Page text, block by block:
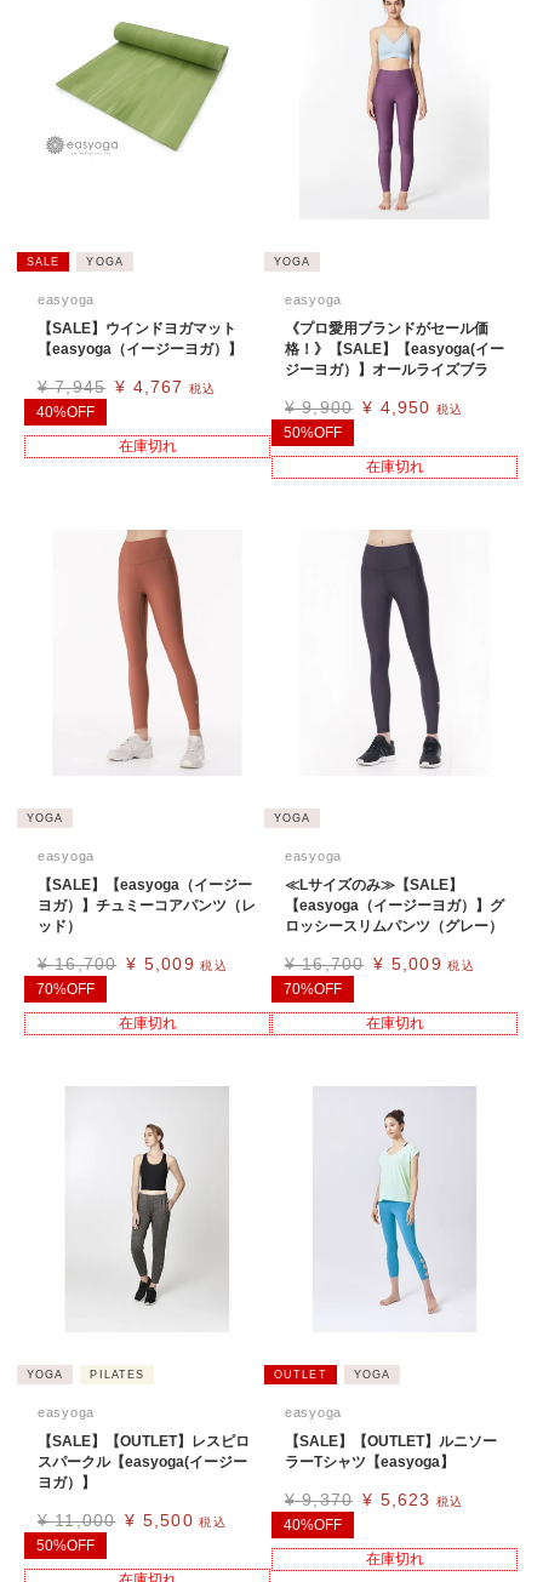
SALE YOGA
easyoga
【SALE】ウインドヨガマット
【easyoga（イージーヨガ）】
¥ 7,945 ¥ 4,767 税込
40%OFF
在庫切れ
YOGA
easyoga
《プロ愛用ブランドがセール価
格！》【SALE】【easyoga(イー
ジーヨガ）】オールライズブラ
¥ 9,900 ¥ 4,950 税込
50%OFF
在庫切れ
YOGA
easyoga
【SALE】【easyoga（イージー
ヨガ）】チュミーコアパンツ（レ
ッド）
¥ 16,700 ¥ 5,009 税込
70%OFF
在庫切れ
YOGA
easyoga
≪Lサイズのみ≫【SALE】
【easyoga（イージーヨガ）】グ
ロッシースリムパンツ（グレー）
¥ 16,700 ¥ 5,009 税込
70%OFF
在庫切れ
YOGA PILATES
easyoga
【SALE】【OUTLET】レスピロ
スパークル【easyoga(イージー
ヨガ）】
¥ 11,000 ¥ 5,500 税込
50%OFF
OUTLET YOGA
easyoga
【SALE】【OUTLET】ルニソー
ラーTシャツ【easyoga】
¥ 9,370 ¥ 5,623 税込
40%OFF
在庫切れ